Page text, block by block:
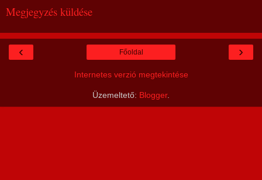
Megjegyzés küldése
‹ ›
Főoldal
Internetes verzió megtekintése
Üzemeltető: Blogger.